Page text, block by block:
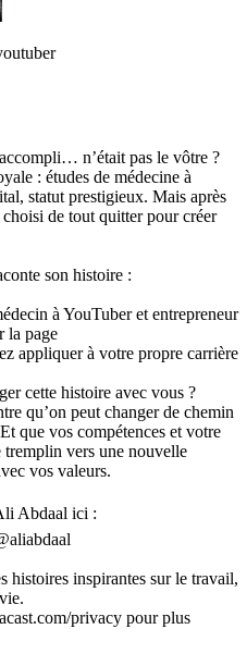
n’était pas le vôtre ?
: études de médecine à
statut prestigieux. Mais après
de tout quitter pour créer
son histoire :
à YouTuber et entrepreneur
la page
appliquer à votre propre carrière
cette histoire avec vous ?
qu’on peut changer de chemin
que vos compétences et votre
vers une nouvelle
vos valeurs.
Abdaal ici :
histoires inspirantes sur le travail,
privacy pour plus